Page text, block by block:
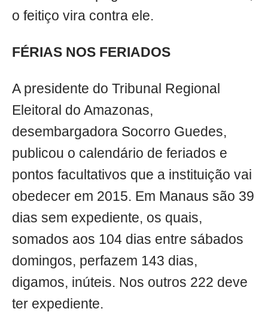
o feitiço vira contra ele.
FÉRIAS NOS FERIADOS
A presidente do Tribunal Regional
Eleitoral do Amazonas,
desembargadora Socorro Guedes,
publicou o calendário de feriados e
pontos facultativos que a instituição vai
obedecer em 2015. Em Manaus são 39
dias sem expediente, os quais,
somados aos 104 dias entre sábados
domingos, perfazem 143 dias,
digamos, inúteis. Nos outros 222 deve
ter expediente.